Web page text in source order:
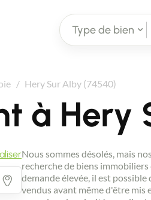
Type de bien
Hery Sur Alby (74540)
à Hery
Nous sommes désolés, mais
recherche de biens immobiliers
demande élevée, il est
vendus avant même d'être mis